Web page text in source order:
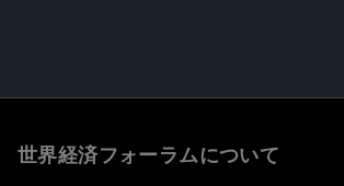
世界経済フォーラムについて